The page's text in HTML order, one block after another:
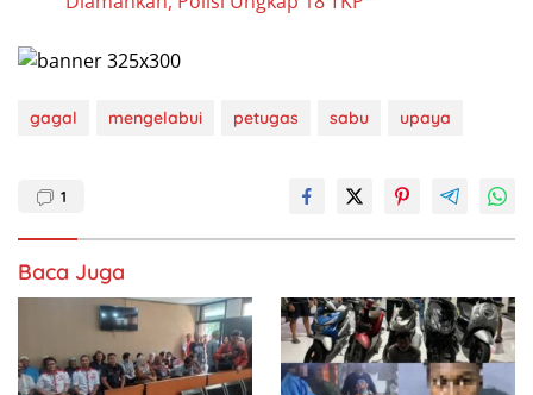
gagal mengelabui petugas sabu upaya
1
Baca Juga